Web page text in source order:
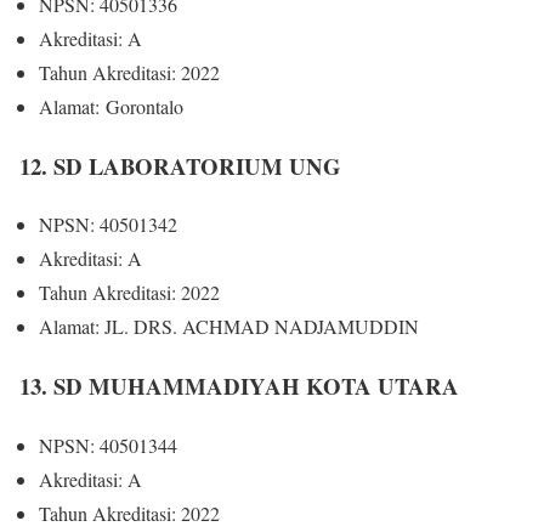
Akreditasi: A
Tahun Akreditasi: 2022
Alamat: Gorontalo
12. SD LABORATORIUM UNG
NPSN: 40501342
Akreditasi: A
Tahun Akreditasi: 2022
Alamat: JL. DRS. ACHMAD NADJAMUDDIN
13. SD MUHAMMADIYAH KOTA UTARA
NPSN: 40501344
Akreditasi: A
Tahun Akreditasi: 2022